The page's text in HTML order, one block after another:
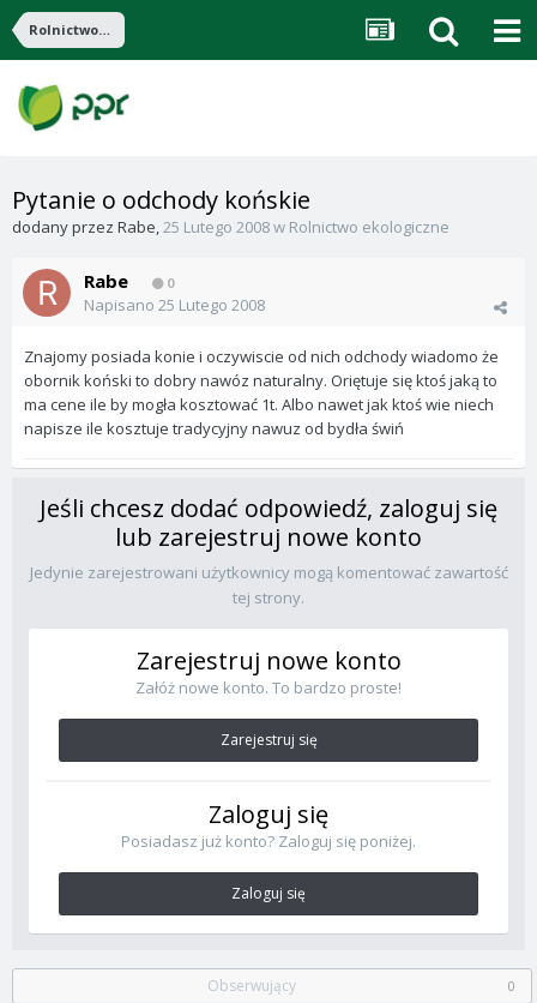
Rolnictwo ekologiczne
Pytanie o odchody końskie
dodany przez Rabe,25 Lutego 2008w Rolnictwo ekologiczne
Rabe 0
Napisano 25 Lutego 2008
Znajomy posiada konie i oczywiscie od nich odchody wiadomo że
obornik koński to dobry nawóz naturalny. Oriętuje się ktoś jaką to
ma cene ile by mogła kosztować 1t. Albo nawet jak ktoś wie niech
napisze ile kosztuje tradycyjny nawuz od bydła świń
Jeśli chcesz dodać odpowiedź, zaloguj się
lub zarejestruj nowe konto
Jedynie zarejestrowani użytkownicy mogą komentować zawartość
tej strony.
Zarejestruj nowe konto
Załóż nowe konto. To bardzo proste!
Zarejestruj się
Zaloguj się
Posiadasz już konto? Zaloguj się poniżej.
Zaloguj się
Obserwujący 0